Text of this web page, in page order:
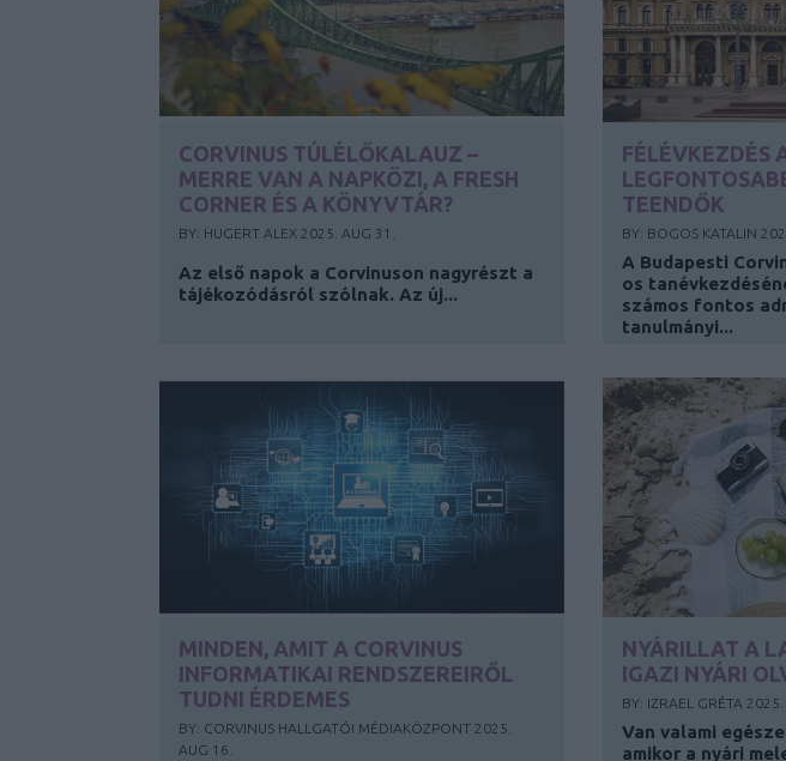
CORVINUS TÚLÉLŐKALAUZ –
MERRE VAN A NAPKÖZI, A FRESH
CORNER ÉS A KÖNYVTÁR?
BY: HUGERT ALEX 2025. AUG 31.
Az első napok a Corvinuson nagyrészt a
tájékozódásról szólnak. Az új...
FÉLÉVKEZDÉS
TEENDŐK
BY: BOGOS KATALIN
A Budapesti
os
számos fontos
tanulmányi...
MINDEN, AMIT A CORVINUS
INFORMATIKAI RENDSZEREIRŐL
TUDNI ÉRDEMES
BY: CORVINUS HALLGATÓI MÉDIAKÖZPONT 2025.
AUG 16.
NYÁRILLAT A
IGAZI NYÁRI
BY: IZRAEL GRÉTA 2025.
Van valami
amikor a nyári